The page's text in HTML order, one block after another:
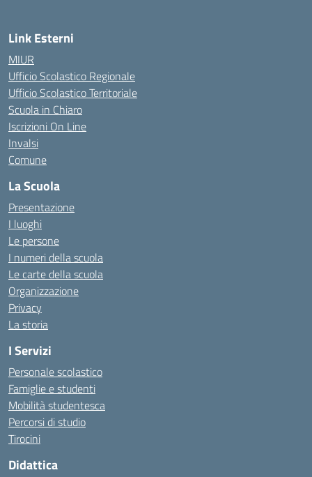
Link Esterni
MIUR
Ufficio Scolastico Regionale
Ufficio Scolastico Territoriale
Scuola in Chiaro
Iscrizioni On Line
Invalsi
Comune
La Scuola
Presentazione
I luoghi
Le persone
I numeri della scuola
Le carte della scuola
Organizzazione
Privacy
La storia
I Servizi
Personale scolastico
Famiglie e studenti
Mobilità studentesca
Percorsi di studio
Tirocini
Didattica